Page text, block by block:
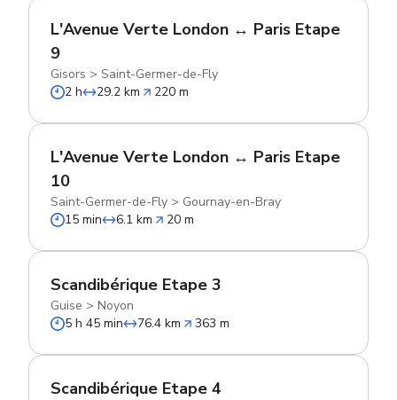
L'Avenue Verte London ↔ Paris Etape
9
Gisors > Saint-Germer-de-Fly
2 h
29.2 km 220 m
L'Avenue Verte London ↔ Paris Etape
10
Saint-Germer-de-Fly > Gournay-en-Bray
15 min
6.1 km 20 m
Scandibérique Etape 3
Guise > Noyon
5 h 45 min
76.4 km 363 m
Scandibérique Etape 4